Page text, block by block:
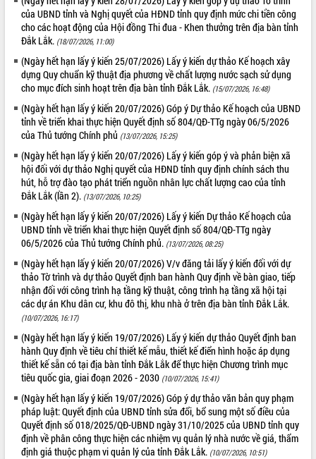
của UBND tỉnh và Nghị quyết của HĐND tỉnh quy định mức chi tiền công
cho các hoạt động của Hội đồng Thi đua - Khen thưởng trên địa bàn tỉnh
Đắk Lắk. (18/07/2026, 11:00)
(Ngày hết hạn lấy ý kiến 25/07/2026) Lấy ý kiến dự thảo Kế hoạch xây
dựng Quy chuẩn kỹ thuật địa phương về chất lượng nước sạch sử dụng
cho mục đích sinh hoạt trên địa bàn tỉnh Đắk Lắk. (15/07/2026, 16:48)
(Ngày hết hạn lấy ý kiến 20/07/2026) Góp ý Dự thảo Kế hoạch của UBND
tỉnh về triển khai thực hiện Quyết định số 804/QĐ-TTg ngày 06/5/2026
của Thủ tướng Chính phủ (13/07/2026, 15:25)
(Ngày hết hạn lấy ý kiến 20/07/2026) Lấy ý kiến góp ý và phản biện xã
hội đối với dự thảo Nghị quyết của HĐND tỉnh quy định chính sách thu
hút, hỗ trợ đào tạo phát triển nguồn nhân lực chất lượng cao của tỉnh
Đắk Lắk (lần 2). (13/07/2026, 10:25)
(Ngày hết hạn lấy ý kiến 20/07/2026) Lấy ý kiến Dự thảo Kế hoạch của
UBND tỉnh về triển khai thực hiện Quyết định số 804/QĐ-TTg ngày
06/5/2026 của Thủ tướng Chính phủ. (13/07/2026, 08:25)
(Ngày hết hạn lấy ý kiến 20/07/2026) V/v đăng tải lấy ý kiến đối với dự
thảo Tờ trình và dự thảo Quyết định ban hành Quy định về bàn giao, tiếp
nhận đối với công trình hạ tầng kỹ thuật, công trình hạ tầng xã hội tại
các dự án Khu dân cư, khu đô thị, khu nhà ở trên địa bàn tỉnh Đắk Lắk.
(10/07/2026, 16:17)
(Ngày hết hạn lấy ý kiến 19/07/2026) Lấy ý kiến dự thảo Quyết định ban
hành Quy định về tiêu chí thiết kế mẫu, thiết kế điển hình hoặc áp dụng
thiết kế sẵn có tại địa bàn tỉnh Đắk Lắk để thực hiện Chương trình mục
tiêu quốc gia, giai đoạn 2026 - 2030 (10/07/2026, 15:41)
(Ngày hết hạn lấy ý kiến 19/07/2026) Góp ý dự thảo văn bản quy phạm
pháp luật: Quyết định của UBND tỉnh sửa đổi, bổ sung một số điều của
Quyết định số 018/2025/QĐ-UBND ngày 31/10/2025 của UBND tỉnh quy
định về phân công thực hiện các nhiệm vụ quản lý nhà nước về giá, thẩm
định giá thuộc phạm vi quản lý của tỉnh Đắk Lắk. (10/07/2026, 10:51)